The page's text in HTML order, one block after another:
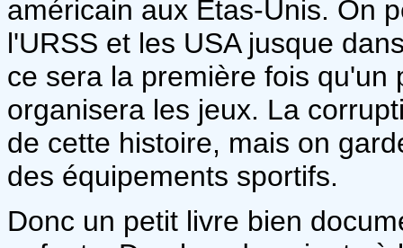
américain aux Etas-Unis. On
l'URSS et les USA jusque
ce sera la première fois qu'un
organisera les jeux. La
de cette histoire, mais on
des équipements sportifs.
Donc un petit livre bien